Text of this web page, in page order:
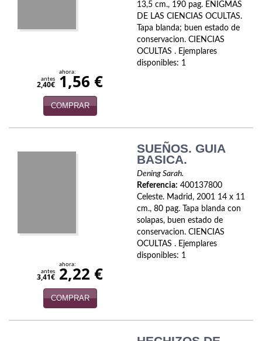
Infantil y juvenil
Infantil y juvenil. Nuevo!!
Matemáticas
Medicina
13,5 cm., 190 pag. ENIGMAS
DE LAS CIENCIAS OCULTAS.
Tapa blanda; buen estado de
conservacion. CIENCIAS
OCULTAS . Ejemplares
disponibles: 1
antes
2,40€
ahora:
1,56 €
COMPRAR
SUEÑOS. GUIA
BASICA.
Dening Sarah.
Referencia: 400137800
Celeste. Madrid, 2001 14 x 11
cm., 80 pag. Tapa blanda con
solapas, buen estado de
conservacion. CIENCIAS
OCULTAS . Ejemplares
disponibles: 1
antes
3,41€
ahora:
2,22 €
COMPRAR